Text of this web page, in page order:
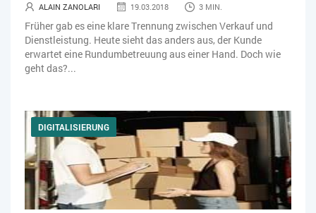
ALAIN ZANOLARI 19.03.2018 3 MIN.
Früher gab es eine klare Trennung zwischen Verkauf und
Dienstleistung. Heute sieht das anders aus, der Kunde
erwartet eine Rundumbetreuung aus einer Hand. Doch wie
geht das?...
DIGITALISIERUNG